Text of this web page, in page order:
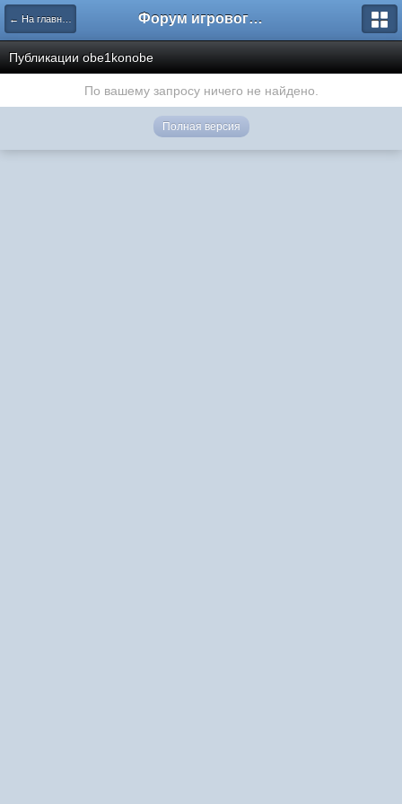
← На главную Форум игрового проекта Riverrise
Публикации obe1konobe
По вашему запросу ничего не найдено.
Полная версия